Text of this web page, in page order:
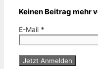
Keinen Beitrag mehr
E-Mail *